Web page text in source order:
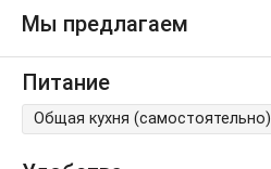
Мы предлагаем
Питание
Общая кухня (самостоятельно)